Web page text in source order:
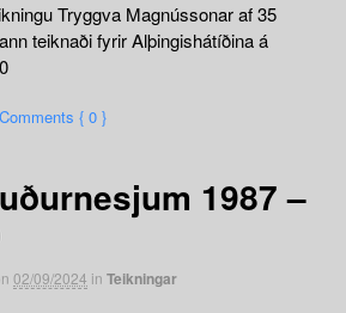
Tryggva Magnússonar af 35
teiknaði fyrir Alþingishátíðina á
Comments { 0 }
1987 –
02/09/2024 in Teikningar